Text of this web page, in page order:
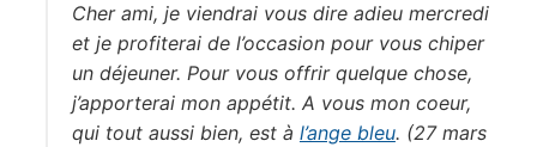
Cher ami, je viendrai vous dire adieu mercredi
et je profiterai de l’occasion pour vous chiper
un déjeuner. Pour vous offrir quelque chose,
j’apporterai mon appétit. A vous mon coeur,
qui tout aussi bien, est à l’ange bleu. (27 mars